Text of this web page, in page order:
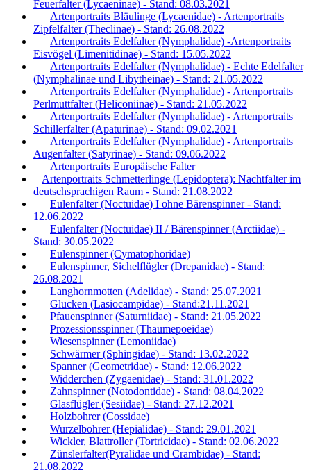
Feuerfalter (Lycaeninae) - Stand: 08.03.2021
Artenportraits Bläulinge (Lycaenidae) - Artenportraits
Zipfelfalter (Theclinae) - Stand: 26.08.2022
Artenportraits Edelfalter (Nymphalidae) -Artenportraits
Eisvögel (Limenitidinae) - Stand: 15.05.2022
Artenportraits Edelfalter (Nymphalidae) - Echte Edelfalter
(Nymphalinae und Libytheinae) - Stand: 21.05.2022
Artenportraits Edelfalter (Nymphalidae) - Artenportraits
Perlmuttfalter (Heliconiinae) - Stand: 21.05.2022
Artenportraits Edelfalter (Nymphalidae) - Artenportraits
Schillerfalter (Apaturinae) - Stand: 09.02.2021
Artenportraits Edelfalter (Nymphalidae) - Artenportraits
Augenfalter (Satyrinae) - Stand: 09.06.2022
Artenportraits Europäische Falter
Artenportraits Schmetterlinge (Lepidoptera): Nachtfalter im
deutschsprachigen Raum - Stand: 21.08.2022
Eulenfalter (Noctuidae) I ohne Bärenspinner - Stand:
12.06.2022
Eulenfalter (Noctuidae) II / Bärenspinner (Arctiidae) -
Stand: 30.05.2022
Eulenspinner (Cymatophoridae)
Eulenspinner, Sichelflügler (Drepanidae) - Stand:
26.08.2021
Langhornmotten (Adelidae) - Stand: 25.07.2021
Glucken (Lasiocampidae) - Stand:21.11.2021
Pfauenspinner (Saturniidae) - Stand: 21.05.2022
Prozessionsspinner (Thaumepoeidae)
Wiesenspinner (Lemoniidae)
Schwärmer (Sphingidae) - Stand: 13.02.2022
Spanner (Geometridae) - Stand: 12.06.2022
Widderchen (Zygaenidae) - Stand: 31.01.2022
Zahnspinner (Notodontidae) - Stand: 08.04.2022
Glasflügler (Sesiidae) - Stand: 27.12.2021
Holzbohrer (Cossidae)
Wurzelbohrer (Hepialidae) - Stand: 29.01.2021
Wickler, Blattroller (Tortricidae) - Stand: 02.06.2022
Zünslerfalter(Pyralidae und Crambidae) - Stand:
21.08.2022